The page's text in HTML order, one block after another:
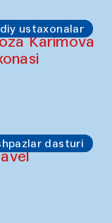
ustaxonalar
Karimova
dasturi